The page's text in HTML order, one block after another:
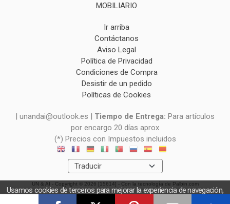
MOBILIARIO
Ir arriba
Contáctanos
Aviso Legal
Política de Privacidad
Condiciones de Compra
Desistir de un pedido
Políticas de Cookies
| unandai@outlook.es | Tiempo de Entrega: Para artículos
por encargo 20 días aprox
(*) Precios con Impuestos incluidos
UN & AI - Copyright © 2026 [15614] - Con la tecnología de Palbin.com
Usamos cookies de terceros para mejorar la experiencia de navegación,
y obtener estadísticas anónimas. Si continúa navegando consideramos